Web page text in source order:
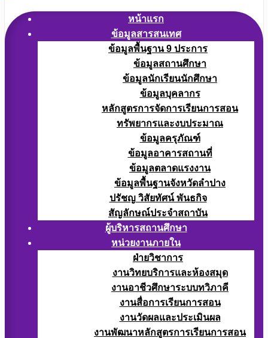
หน้าแรก
ข้อมูลสารสนเทศ
ข้อมูลพื้นฐาน 9 ประการ
ข้อมูลสถานศึกษา
ข้อมูลนักเรียนนักศึกษา
ข้อมูลบุคลากร
หลักสูตรการจัดการเรียนการสอน
ทรัพยากรและงบประมาณ
ข้อมูลครุภัณฑ์
ข้อมูลอาคารสถานที่
ข้อมูลตลาดแรงงาน
ข้อมูลพื้นฐานจังหวัดลำปาง
ปรัชญ วิสัยทัศน์ พันธกิจ
สัญลักษณ์ประจำสถาบัน
ผู้บริหารสถานศึกษา
หน่วยงานภายใน
ฝ่ายวิชาการ
งานวิทยบริการและห้องสมุด
งานอาชีวศึกษาระบบทวิภาคี
งานสื่อการเรียนการสอน
งานวัดผลและประเมินผล
งานพัฒนาหลักสูตรการเรียนการสอน